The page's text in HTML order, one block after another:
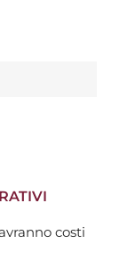
costi